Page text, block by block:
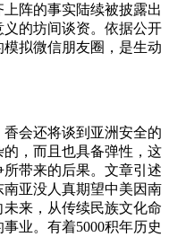
阵的事实陆续被披露出
的坊间谈资。依据公开
拟微信朋友圈，是生动
会还将谈到亚洲安全的
，而且也具备弹性，这
带来的后果。文章引述
亚没人真期望中美因南
来，从传续民族文化命
业。有着5000积年历史